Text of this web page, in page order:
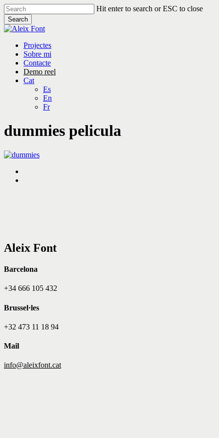
Skip
to
main
content
Hit enter to search or ESC to close
Search
Close
Menu
Projectes
Sobre mi
Contacte
Demo reel
Cat
Es
En
Fr
dummies pelicula
Aleix Font
Barcelona
+34 666 105 432
Brussel·les
+32 473 11 18 94
Mail
info@aleixfont.cat